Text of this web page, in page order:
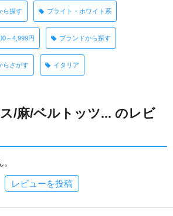
ら探す ブライト・ホワイト系
～4,999円 ブランドから探す
らさがす イタリア
/麻/ベルトッツ... のレビ
レビューを投稿